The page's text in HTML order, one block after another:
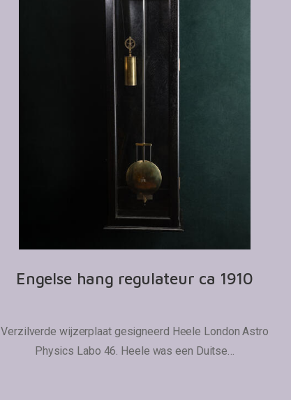
Engelse hang regulateur ca 1910
Verzilverde wijzerplaat gesigneerd Heele London Astro
Physics Labo 46. Heele was een Duitse…